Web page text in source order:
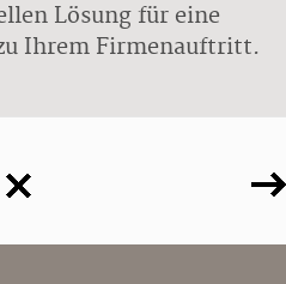
Lösung für eine
Ihrem Firmenauftritt.